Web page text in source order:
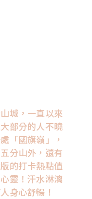
城，一直以來
部分的人不曉
「國旗嶺」，
分山外，還有
的打卡熱點值
靈！汗水淋漓
身心舒暢！